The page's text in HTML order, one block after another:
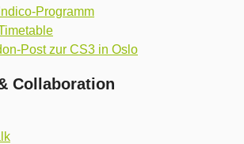
Programm
Post zur CS3 in Oslo
Collaboration